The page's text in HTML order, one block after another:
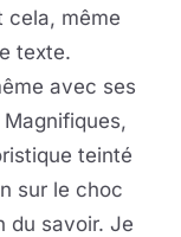
cela, même
texte.
avec ses
teinté
sur le choc
du savoir. Je